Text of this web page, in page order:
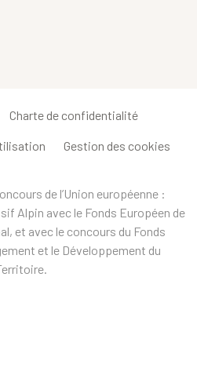
Charte de confidentialité
Gestion des cookies
de l’Union européenne :
Alpin avec le Fonds Européen de
et avec le concours du Fonds
et le Développement du